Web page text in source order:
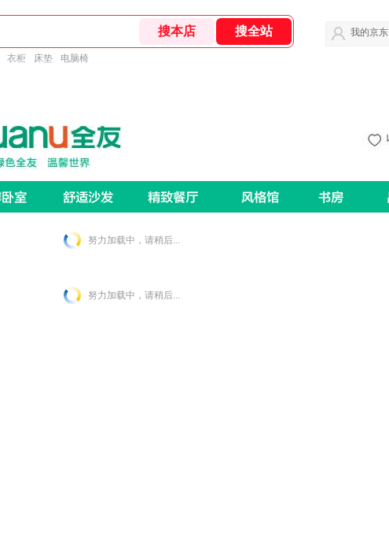
衣柜 床垫 电脑椅
我的京东
努力加载中，请稍后...
努力加载中，请稍后...